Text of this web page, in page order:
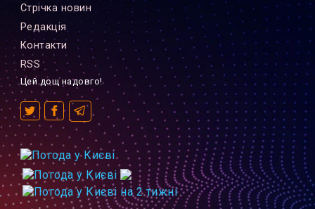
Стрiчка новин
Редакцiя
Контакти
RSS
Цей дощ надовго!